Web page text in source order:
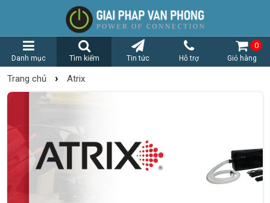
Danh mục Tìm kiếm Tin tức Hỗ trợ Giỏ hàng
0
Trang chủ › Atrix